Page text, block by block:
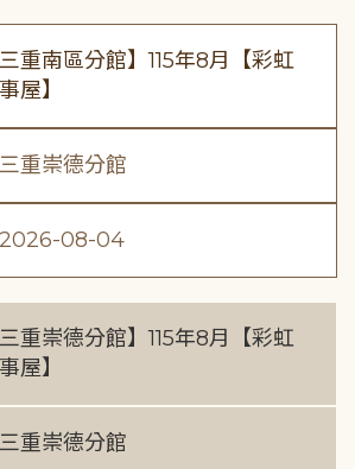
三重南區分館】115年8月【彩虹
屋】
三重崇德分館
2026-08-04
三重崇德分館】115年8月【彩虹
屋】
三重崇德分館